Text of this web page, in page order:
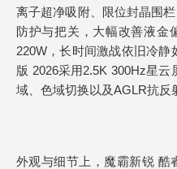
离子超净吸附、限位封晶围
防护与把关，大幅改善液金
220W，长时间激战依旧冷
版 2026采用2.5K 300Hz星
域、色域切换以及AGLR抗反
外观与细节上，魔霸新锐 酷